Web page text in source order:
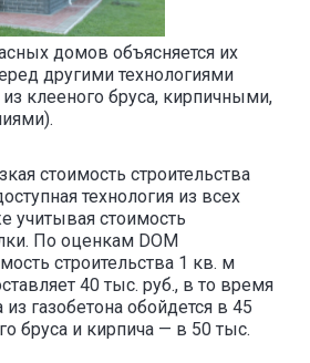
домов объясняется их
другими технологиями
клееного бруса, кирпичными,
стоимость строительства
технология из всех
учитывая стоимость
По оценкам DOM
строительства 1 кв. м
40 тыс. руб., в то время
газобетона обойдется в 45
бруса и кирпича — в 50 тыс.